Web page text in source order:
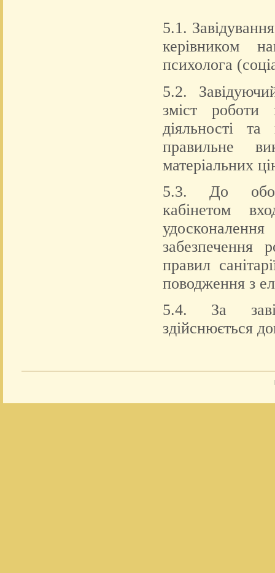
5.1.
керівником
психолога
5.2.
зміст роботи
діяльності та
правильне
матеріальних
5.3. До
кабінетом
удосконалення
забезпечення
правил
поводження з
5.4. За
здійснюється